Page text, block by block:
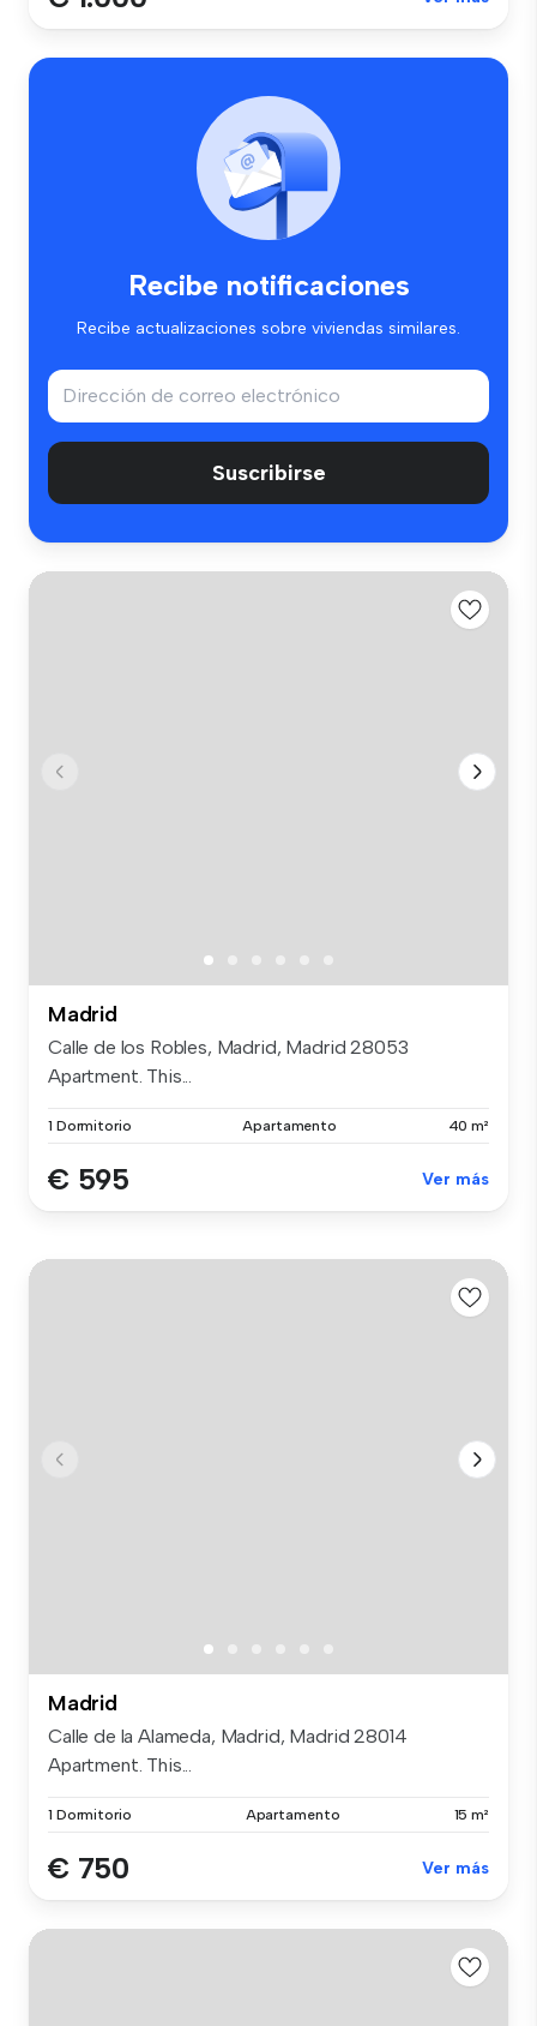
Recibe notificaciones
Recibe actualizaciones sobre viviendas similares.
Suscribirse
Madrid
Calle de los Robles, Madrid, Madrid 28053
Apartment. This...
1 Dormitorio Apartamento 40 m²
€ 595 Ver más
Madrid
Calle de la Alameda, Madrid, Madrid 28014
Apartment. This...
1 Dormitorio Apartamento 15 m²
€ 750 Ver más